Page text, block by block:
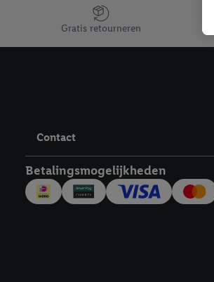
Jouw voordelen bij ons als Lidl webshop
Gratis retourneren
Contact
Betalingsmogelijkheden